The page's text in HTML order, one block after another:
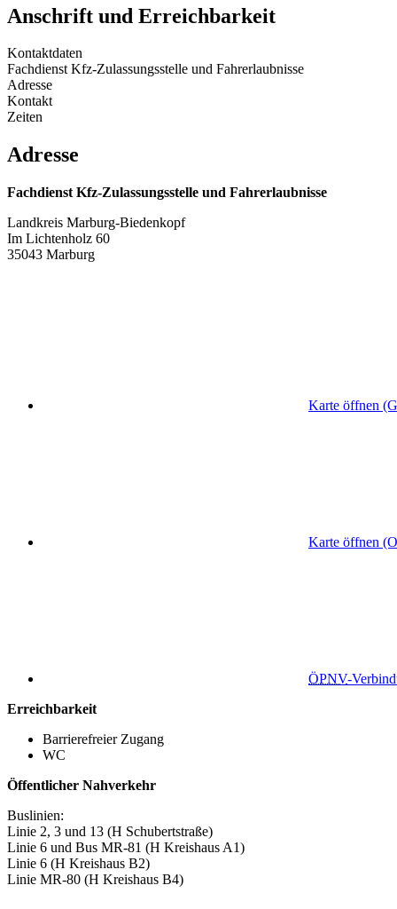
Anschrift und Erreichbarkeit
Kontaktdaten
Fachdienst Kfz-Zulassungsstelle und Fahrerlaubnisse
Adresse
Kontakt
Zeiten
Adresse
Fachdienst Kfz-Zulassungsstelle und Fahrerlaubnisse
Landkreis Marburg-Biedenkopf
Im Lichtenholz 60
35043 Marburg
Karte öffnen
Karte öffnen
ÖPNV-
Erreichbarkeit
Barrierefreier Zugang
WC
Öffentlicher Nahverkehr
Buslinien:
Linie 2, 3 und 13 (H Schubertstraße)
Linie 6 und Bus MR-81 (H Kreishaus A1)
Linie 6 (H Kreishaus B2)
Linie MR-80 (H Kreishaus B4)